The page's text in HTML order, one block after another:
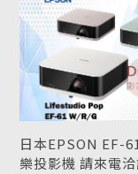
日本EPSON EF-
樂投影機 請來電